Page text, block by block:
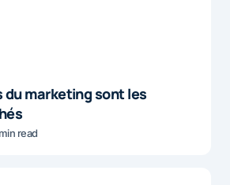
du marketing sont les
read